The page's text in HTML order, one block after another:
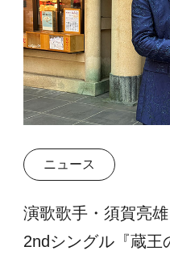
ニュース
演歌歌手・須賀亮
2ndシングル『蔵王